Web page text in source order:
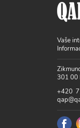
Vaše
301 00
+420